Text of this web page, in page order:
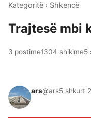
Kategoritë › Shkencë
Trajtesë mbi
3 postime1304 shikime5
ars@ars5 shkurt